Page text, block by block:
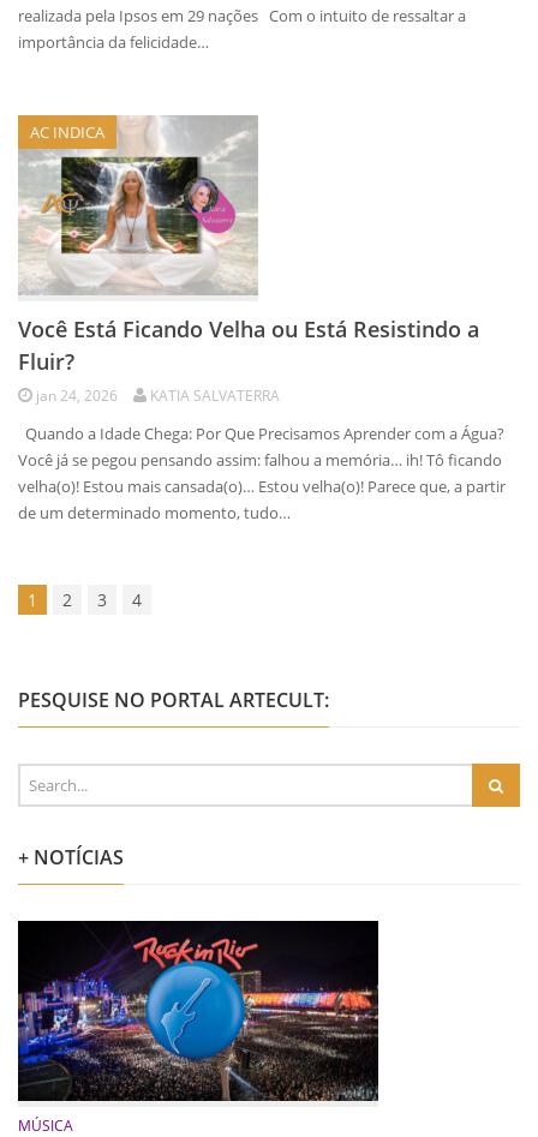
realizada pela Ipsos em 29 nações Com o intuito de ressaltar a
importância da felicidade…
AC INDICA
Você Está Ficando Velha ou Está Resistindo a
Fluir?
jan 24, 2026 KATIA SALVATERRA
Quando a Idade Chega: Por Que Precisamos Aprender com a Água?
Você já se pegou pensando assim: falhou a memória… ih! Tô ficando
velha(o)! Estou mais cansada(o)… Estou velha(o)! Parece que, a partir
de um determinado momento, tudo…
1 2 3 4
PESQUISE NO PORTAL ARTECULT:
+ NOTÍCIAS
MÚSICA